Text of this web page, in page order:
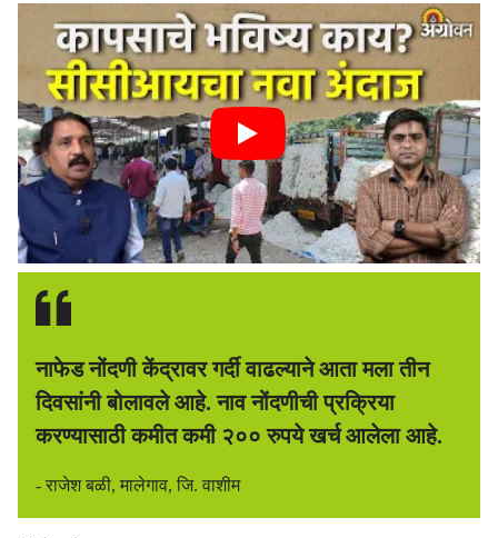
नाफेड नोंदणी केंद्रावर गर्दी वाढल्याने आता मला तीन
दिवसांनी बोलावले आहे. नाव नोंदणीची प्रक्रिया
करण्यासाठी कमीत कमी २०० रुपये खर्च आलेला आहे.
- राजेश बळी, मालेगाव, जि. वाशीम